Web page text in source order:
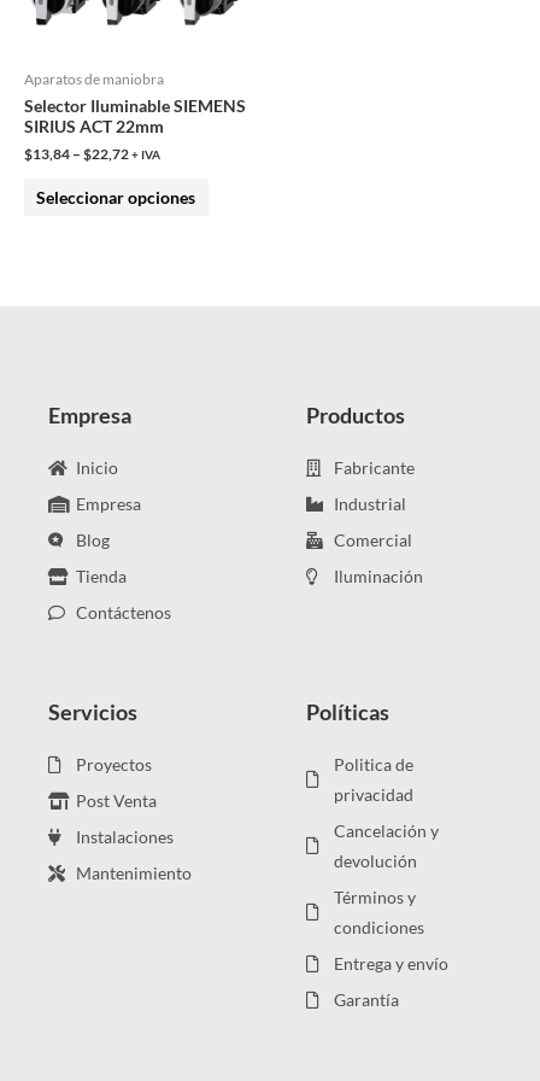
Aparatos de maniobra
Selector Iluminable SIEMENS
SIRIUS ACT 22mm
$13,84 – $22,72+ IVA
Seleccionar opciones
opciones
elegir
Empresa
Inicio
Empresa
Blog
Tienda
Contáctenos
Productos
Fabricante
Industrial
Comercial
Iluminación
Servicios
Proyectos
Post Venta
Instalaciones
Mantenimiento
Políticas
Politica de
privacidad
Cancelación y
devolución
Términos y
condiciones
Entrega y envío
Garantía